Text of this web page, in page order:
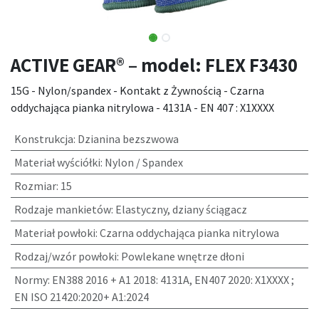
ACTIVE GEAR® – model: FLEX F3430
15G - Nylon/spandex - Kontakt z Żywnością - Czarna
oddychająca pianka nitrylowa - 4131A - EN 407 : X1XXXX
Konstrukcja: Dzianina bezszwowa
Materiał wyściółki: Nylon / Spandex
Rozmiar: 15
Rodzaje mankietów: Elastyczny, dziany ściągacz
Materiał powłoki: Czarna oddychająca pianka nitrylowa
Rodzaj/wzór powłoki: Powlekane wnętrze dłoni
Normy: EN388 2016 + A1 2018: 4131A, EN407 2020: X1XXXX ;
EN ISO 21420:2020+ A1:2024